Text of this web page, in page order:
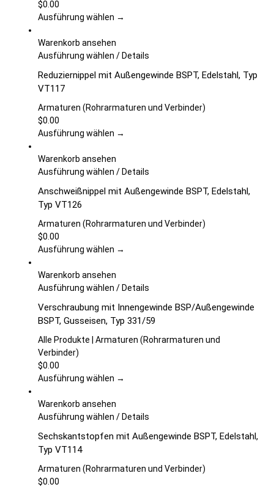
Optionen
der
gewählt
$0.00
Ausführung wählen →
Warenkorb ansehen
Ausführung wählen Dieses
weist
Varianten
Die
auf
Produktseite
werden
/Details
Reduziernippel mit Außengewinde BSPT, Edelstahl, Typ
VT117
Armaturen (Rohrarmaturen und Verbinder)
$0.00
Ausführung wählen →
Warenkorb ansehen
Ausführung wählen Dieses
weist
Varianten
Die
auf
Produktseite
gewählt
werden
/Details
Anschweißnippel mit Außengewinde BSPT, Edelstahl,
Typ VT126
Armaturen (Rohrarmaturen und Verbinder)
$0.00
Ausführung wählen →
Warenkorb ansehen
Ausführung wählen Dieses
weist
mehrere
Varianten
Optionen
der
gewählt
/Details
Verschraubung mit Innengewinde BSP/Außengewinde
BSPT, Gusseisen, Typ 331/59
Alle Produkte | Armaturen (Rohrarmaturen und
Verbinder)
$0.00
Ausführung wählen →
Warenkorb ansehen
Ausführung wählen Dieses
weist
Varianten
/Details
Sechskantstopfen mit Außengewinde BSPT, Edelstahl,
Typ VT114
Armaturen (Rohrarmaturen und Verbinder)
$0.00